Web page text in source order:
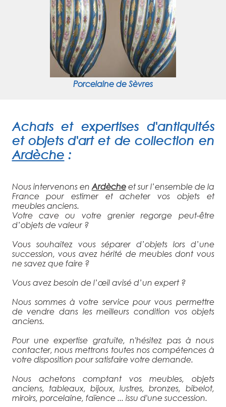
Porcelaine de Sèvres
Achats et expertises d'antiquités
et objets d'art et de collection en
Ardèche :
Nous intervenons en Ardècheet sur l’ensemble de la
France pour estimer et acheter vos objets et
meubles anciens.
Votre cave ou votre grenier regorge peut-être
d’objets de valeur ?
Vous souhaitez vous séparer d’objets lors d’une
succession, vous avez hérité de meubles dont vous
ne savez que faire ?
Vous avez besoin de l’œil avisé d’un expert ?
Nous sommes à votre service pour vous permettre
de vendre dans les meilleurs condition vos objets
anciens.
Pour une expertise gratuite, n'hésitez pas à nous
contacter, nous mettrons toutes nos compétences à
votre disposition pour satisfaire votre demande.
Nous achetons comptant vos meubles, objets
anciens, tableaux, bijoux, lustres, bronzes, bibelot,
miroirs, porcelaine, faïence ... issu d'une succession.